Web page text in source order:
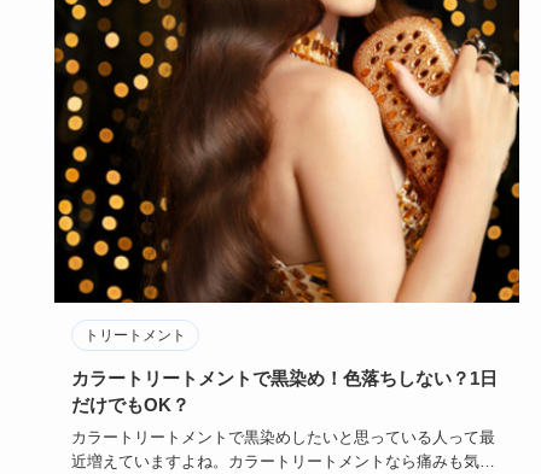
トリートメント
カラートリートメントで黒染め！色落ちしない？1日
だけでもOK？
カラートリートメントで黒染めしたいと思っている人って最
近増えていますよね。カラートリートメントなら痛みも気に